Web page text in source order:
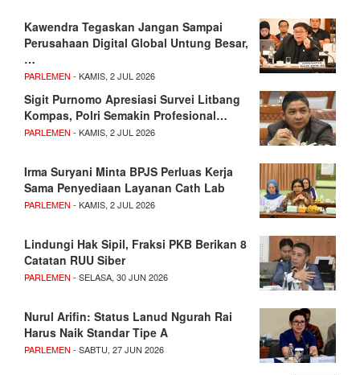
Kawendra Tegaskan Jangan Sampai
Perusahaan Digital Global Untung Besar,
…
PARLEMEN - KAMIS, 2 JUL 2026
Sigit Purnomo Apresiasi Survei Litbang
Kompas, Polri Semakin Profesional…
PARLEMEN - KAMIS, 2 JUL 2026
Irma Suryani Minta BPJS Perluas Kerja
Sama Penyediaan Layanan Cath Lab
PARLEMEN - KAMIS, 2 JUL 2026
Lindungi Hak Sipil, Fraksi PKB Berikan 8
Catatan RUU Siber
PARLEMEN - SELASA, 30 JUN 2026
Nurul Arifin: Status Lanud Ngurah Rai
Harus Naik Standar Tipe A
PARLEMEN - SABTU, 27 JUN 2026